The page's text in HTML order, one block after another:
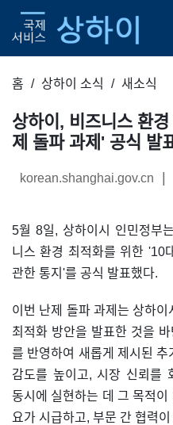
홈 상하이 소식 새소식
상하이, 비즈니스 환
제 돌파 과제' 공식 발
korean.shanghai.gov.cn |
5월 8일, 상하이시 인민정부
니스 환경 최적화를 위한 '10
관한 통지'를 공식 발표했다.
이번 난제 돌파 과제는 상하
최적화 방안을 발표한 것을
를 반영하여 새롭게 제시된 추
감도를 높이고, 시장 신뢰를
동시에 실현하는 데 그 목적
요가 시급하고, 부문 간 협력